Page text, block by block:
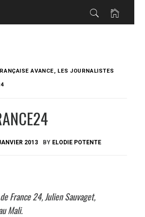
AVANCE, LES JOURNALISTES
2013 BY ELODIE POTENTE
France 24, Julien Sauvaget,
Mali.